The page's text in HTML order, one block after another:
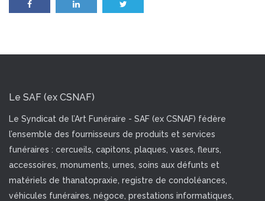
Le SAF (ex CSNAF)
Le Syndicat de l’Art Funéraire - SAF (ex CSNAF) fédère
l’ensemble des fournisseurs de produits et services
funéraires : cercueils, capitons, plaques, vases, fleurs,
accessoires, monuments, urnes, soins aux défunts et
matériels de thanatopraxie, registre de condoléances,
véhicules funéraires, négoce, prestations informatiques,